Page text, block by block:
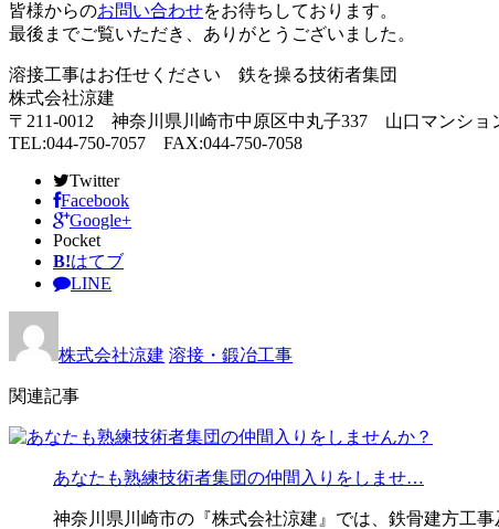
皆様からのお問い合わせをお待ちしております。
最後までご覧いただき、ありがとうございました。
溶接工事はお任せください 鉄を操る技術者集団
株式会社涼建
〒211-0012 神奈川県川崎市中原区中丸子337 山口マンショ
TEL:044-750-7057 FAX:044-750-7058
Twitter
Facebook
Google+
Pocket
B!はてブ
LINE
株式会社涼建 溶接・鍛冶工事
関連記事
あなたも熟練技術者集団の仲間入りをしませ…
神奈川県川崎市の『株式会社涼建』では、鉄骨建方工